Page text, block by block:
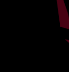
ดูตั